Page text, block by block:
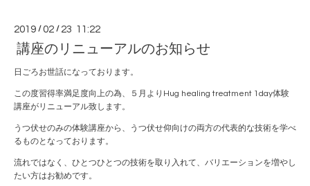
2019 /02 / 23 11:22
講座のリニューアルのお知らせ
日ごろお世話になっております。
この度習得率満足度向上の為、５月よりHug healing treatment 1day体験
講座がリニューアル致します。
うつ伏せのみの体験講座から、うつ伏せ仰向けの両方の代表的な技術を学べ
るものとなっております。
流れではなく、ひとつひとつの技術を取り入れて、バリエーションを増やし
たい方はお勧めです。